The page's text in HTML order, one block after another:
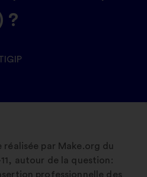
?
par Make.org du
autour de la question:
professionnelle des